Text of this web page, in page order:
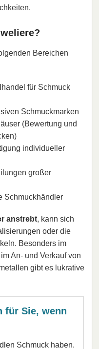
Bereichen
für Schmuck
Schmuckmarken
(Bewertung und
individueller
großer
Schmuckhändler
anstrebt, kann sich
oder die
Besonders im
An- und Verkauf von
gibt es lukrative
für Sie, wenn
Schmuck haben.